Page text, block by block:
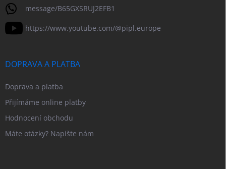
message/B65GXSRUJ2EFB1
https://www.youtube.com/@pipl.europe
DOPRAVA A PLATBA
Doprava a platba
Přijímáme online platby
Hodnocení obchodu
Máte otázky? Napište nám